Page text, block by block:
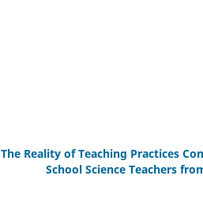
The Reality of Teaching Practices
School Science Teachers